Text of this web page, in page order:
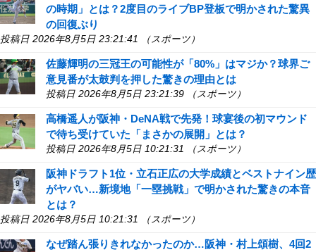
の時期」とは？2度目のライブBP登板で明かされた驚異
の回復ぶり
投稿日 2026年8月5日 23:21:41 （スポーツ）
佐藤輝明の三冠王の可能性が「80%」はマジか？球界ご
意見番が太鼓判を押した驚きの理由とは
投稿日 2026年8月5日 23:21:39 （スポーツ）
高橋遥人が阪神・DeNA戦で先発！球宴後の初マウンド
で待ち受けていた「まさかの展開」とは？
投稿日 2026年8月5日 10:21:31 （スポーツ）
阪神ドラフト1位・立石正広の大学成績とベストナイン歴
がヤバい…新境地「一塁挑戦」で明かされた驚きの本音
とは？
投稿日 2026年8月5日 10:21:31 （スポーツ）
なぜ踏ん張りきれなかったのか…阪神・村上頌樹、4回2